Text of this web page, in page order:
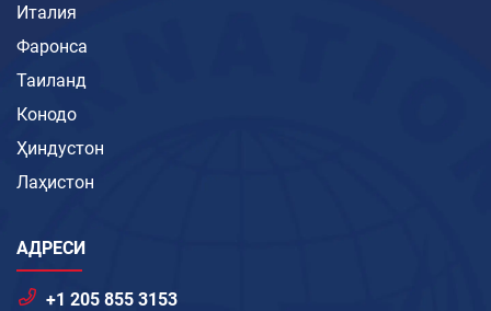
Италия
Фаронса
Таиланд
Конодо
Ҳиндустон
Лаҳистон
АДРЕСИ
+1 205 855 3153